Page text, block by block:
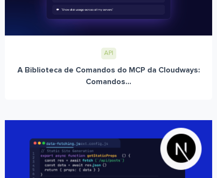
API
A Biblioteca de Comandos do MCP da Cloudways:
Comandos...